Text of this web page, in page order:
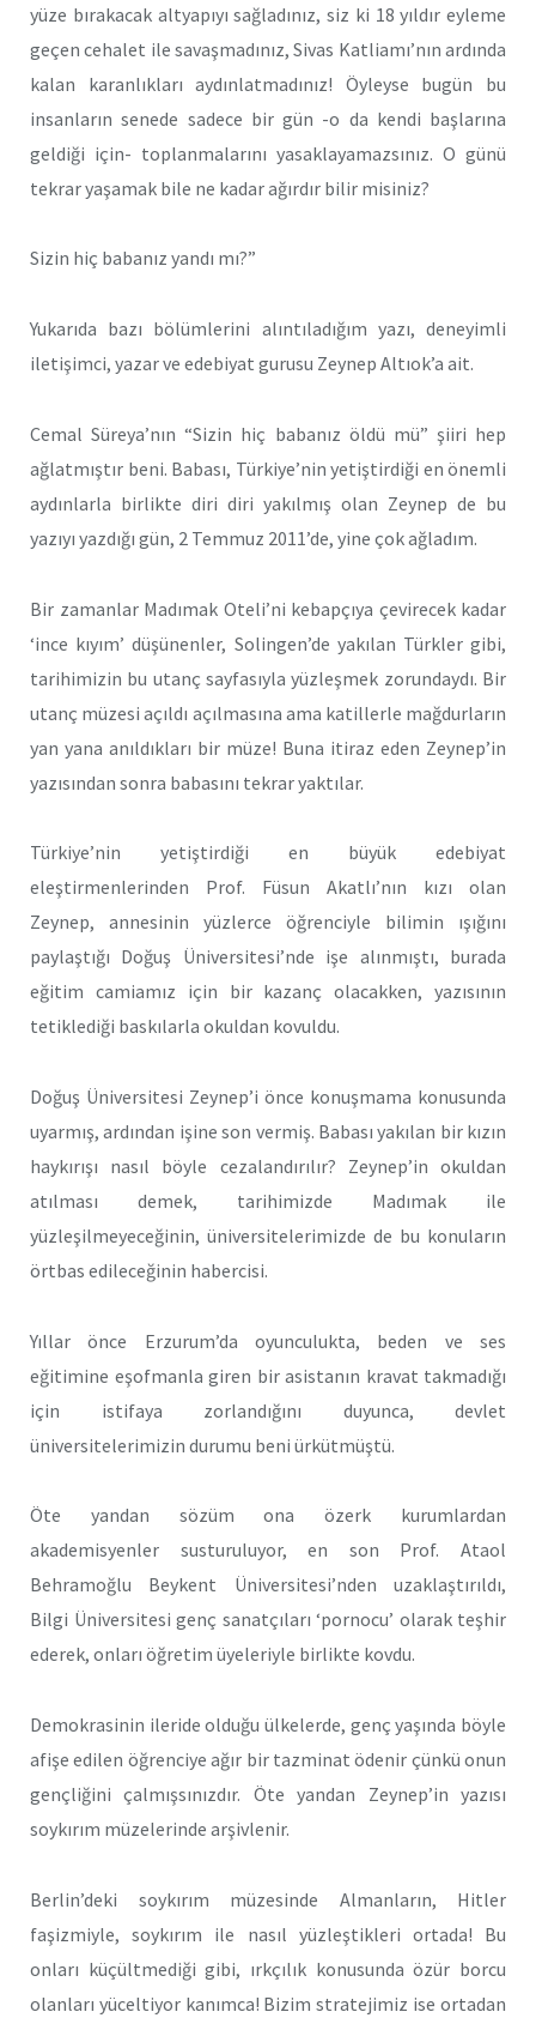
yüze bırakacak altyapıyı sağladınız, siz ki 18 yıldır eyleme
geçen cehalet ile savaşmadınız, Sivas Katliamı’nın ardında
kalan karanlıkları aydınlatmadınız! Öyleyse bugün bu
insanların senede sadece bir gün -o da kendi başlarına
geldiği için- toplanmalarını yasaklayamazsınız. O günü
tekrar yaşamak bile ne kadar ağırdır bilir misiniz?
Sizin hiç babanız yandı mı?”
Yukarıda bazı bölümlerini alıntıladığım yazı, deneyimli
iletişimci, yazar ve edebiyat gurusu Zeynep Altıok’a ait.
Cemal Süreya’nın “Sizin hiç babanız öldü mü” şiiri hep
ağlatmıştır beni. Babası, Türkiye’nin yetiştirdiği en önemli
aydınlarla birlikte diri diri yakılmış olan Zeynep de bu
yazıyı yazdığı gün, 2 Temmuz 2011’de, yine çok ağladım.
Bir zamanlar Madımak Oteli’ni kebapçıya çevirecek kadar
‘ince kıyım’ düşünenler, Solingen’de yakılan Türkler gibi,
tarihimizin bu utanç sayfasıyla yüzleşmek zorundaydı. Bir
utanç müzesi açıldı açılmasına ama katillerle mağdurların
yan yana anıldıkları bir müze! Buna itiraz eden Zeynep’in
yazısından sonra babasını tekrar yaktılar.
Türkiye’nin yetiştirdiği en büyük edebiyat
eleştirmenlerinden Prof. Füsun Akatlı’nın kızı olan
Zeynep, annesinin yüzlerce öğrenciyle bilimin ışığını
paylaştığı Doğuş Üniversitesi’nde işe alınmıştı, burada
eğitim camiamız için bir kazanç olacakken, yazısının
tetiklediği baskılarla okuldan kovuldu.
Doğuş Üniversitesi Zeynep’i önce konuşmama konusunda
uyarmış, ardından işine son vermiş. Babası yakılan bir kızın
haykırışı nasıl böyle cezalandırılır? Zeynep’in okuldan
atılması demek, tarihimizde Madımak ile
yüzleşilmeyeceğinin, üniversitelerimizde de bu konuların
örtbas edileceğinin habercisi.
Yıllar önce Erzurum’da oyunculukta, beden ve ses
eğitimine eşofmanla giren bir asistanın kravat takmadığı
için istifaya zorlandığını duyunca, devlet
üniversitelerimizin durumu beni ürkütmüştü.
Öte yandan sözüm ona özerk kurumlardan
akademisyenler susturuluyor, en son Prof. Ataol
Behramoğlu Beykent Üniversitesi’nden uzaklaştırıldı,
Bilgi Üniversitesi genç sanatçıları ‘pornocu’ olarak teşhir
ederek, onları öğretim üyeleriyle birlikte kovdu.
Demokrasinin ileride olduğu ülkelerde, genç yaşında böyle
afişe edilen öğrenciye ağır bir tazminat ödenir çünkü onun
gençliğini çalmışsınızdır. Öte yandan Zeynep’in yazısı
soykırım müzelerinde arşivlenir.
Berlin’deki soykırım müzesinde Almanların, Hitler
faşizmiyle, soykırım ile nasıl yüzleştikleri ortada! Bu
onları küçültmediği gibi, ırkçılık konusunda özür borcu
olanları yüceltiyor kanımca! Bizim stratejimiz ise ortadan